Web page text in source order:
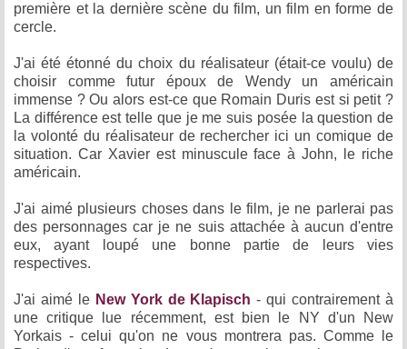
première et la dernière scène du film, un film en forme de
cercle.
J'ai été étonné du choix du réalisateur (était-ce voulu) de
choisir comme futur époux de Wendy un américain
immense ? Ou alors est-ce que Romain Duris est si petit ?
La différence est telle que je me suis posée la question de
la volonté du réalisateur de rechercher ici un comique de
situation. Car Xavier est minuscule face à John, le riche
américain.
J'ai aimé plusieurs choses dans le film, je ne parlerai pas
des personnages car je ne suis attachée à aucun d'entre
eux, ayant loupé une bonne partie de leurs vies
respectives.
J'ai aimé le New York de Klapisch - qui contrairement à
une critique lue récemment, est bien le NY d'un New
Yorkais - celui qu'on ne vous montrera pas. Comme le